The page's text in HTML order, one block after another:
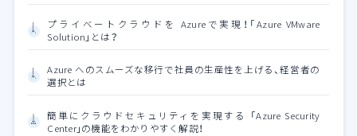
プライベートクラウドを Azureで実現！「Azure VMware
Solution」とは？
Azure へのスムーズな移行で社員の生産性を上げる、経営者の
選択とは
簡単にクラウドセキュリティを実現する 「Azure Security
Center」の機能をわかりやすく解説！